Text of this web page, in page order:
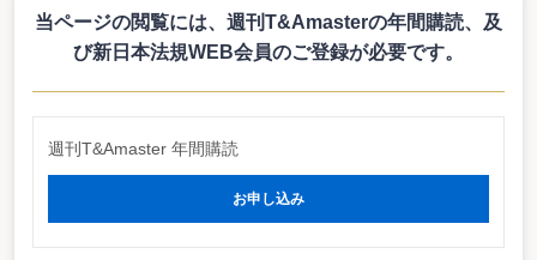
員会からの意見照会に回答するもの。それによると、企業等が広告宣伝を行う
ために支出する費用は、広告宣伝が開始された日から国体閉会日までの期間を
基礎として期間配分により損金の額又は必要経費に算入するとしている。
会等において企業等が支出する費用の税務上の取扱い」についても明らかにし
当ページの閲覧には、週刊T&Amasterの年間購読、 及
び新日本法規WEB会員のご登録が必要です。
週刊T&Amaster 年間購読
お申し込み